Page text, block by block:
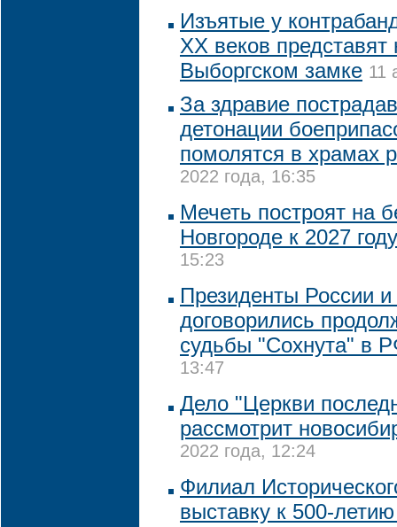
Изъятые у
XX веков
Выборгском замке 11
За здравие
детонации
помолятся в храмах
2022 года, 16:35
Мечеть построят на
Новгороде к 2027 году
15:23
Президенты России
договорились
судьбы "Сохнута" в
13:47
Дело "Церкви
рассмотрит
2022 года, 12:24
Филиал
выставку к 500-